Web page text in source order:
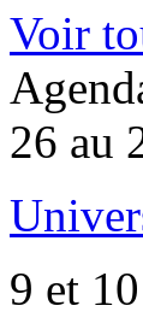
Voir
26 au
9 et